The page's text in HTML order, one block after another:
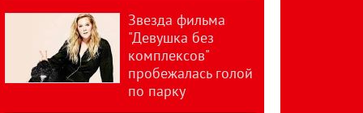
Звезда фильма
"Девушка без
комплексов"
пробежалась голой
по парку